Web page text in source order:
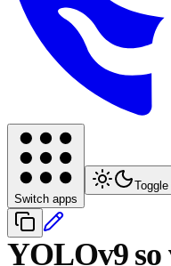
Switch apps
YOLOv9